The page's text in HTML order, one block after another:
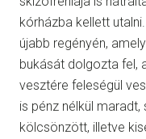
kórházba kellett
újabb regényén,
bukását dolgozta fel,
vesztére feleségül
is pénz nélkül
kölcsönzött, illetve